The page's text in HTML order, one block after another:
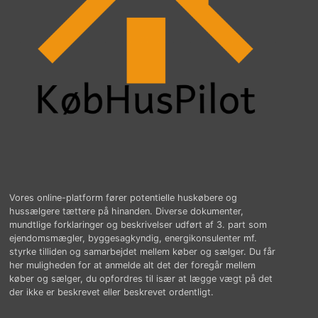
Vores online-platform fører potentielle huskøbere og
hussælgere tættere på hinanden. Diverse dokumenter,
mundtlige forklaringer og beskrivelser udført af 3. part som
ejendomsmægler, byggesagkyndig, energikonsulenter mf.
styrke tilliden og samarbejdet mellem køber og sælger. Du får
her muligheden for at anmelde alt det der foregår mellem
køber og sælger, du opfordres til især at lægge vægt på det
der ikke er beskrevet eller beskrevet ordentligt.